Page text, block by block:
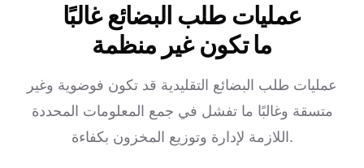
عمليات طلب البضائع غالبًا
ما تكون غير منظمة
عمليات طلب البضائع التقليدية قد تكون فوضوية وغير
متسقة وغالبًا ما تفشل في جمع المعلومات المحددة
اللازمة لإدارة وتوزيع المخزون بكفاءة.